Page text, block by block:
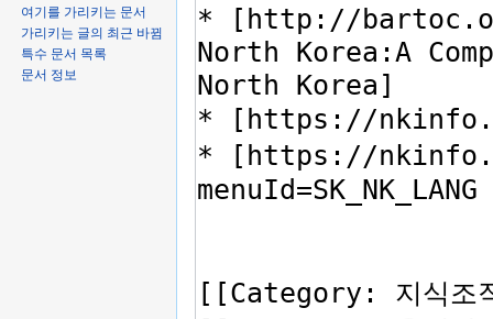
기
여기를 가리키는 문서
가리키는 글의 최근 바뀜
특수 문서 목록
문서 정보